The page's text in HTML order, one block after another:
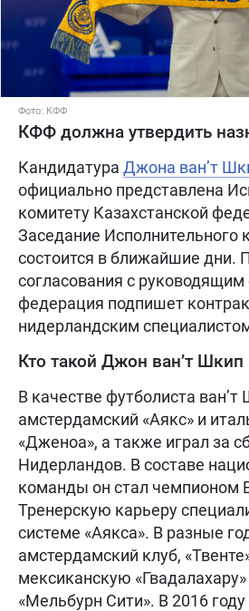
Фото: КФФ
КФФ должна утвердить
Кандидатура Джона ван’т
официально представлена
комитету Казахстанской
Заседание Исполнительного
состоится в ближайшие дни.
согласования с
федерация подпишет
нидерландским
Кто такой Джон ван’т Шкип
В качестве футболиста
амстердамский «Аякс» и
«Дженоа», а также играл за
Нидерландов. В составе
команды он стал чемпионом
Тренерскую карьеру
системе «Аякса». В разные
амстердамский клуб,
мексиканскую
«Мельбурн Сити». В 2016